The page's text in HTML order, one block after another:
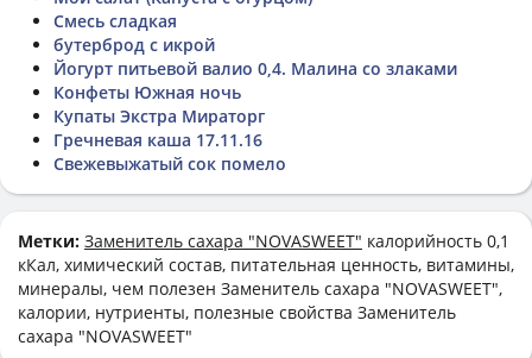
Смесь сладкая
бутерброд с икрой
Йогурт питьевой валио 0,4. Малина со злаками
Конфеты Южная ночь
Купаты Экстра Мираторг
Гречневая каша 17.11.16
Свежевыжатый сок помело
Метки: Заменитель сахара "NOVASWEET" калорийность 0,1
кКал, химический состав, питательная ценность, витамины,
минералы, чем полезен Заменитель сахара "NOVASWEET",
калории, нутриенты, полезные свойства Заменитель
сахара "NOVASWEET"